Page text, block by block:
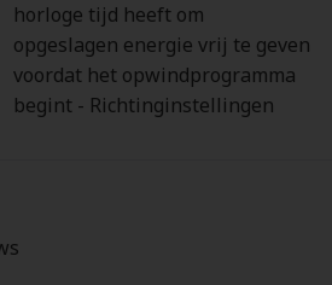
horloge tijd heeft om
opgeslagen energie vrij te geven
voordat het opwindprogramma
begint - Richtinginstellingen